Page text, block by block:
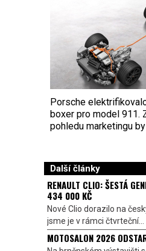
Porsche
boxer pro model 911.
pohledu marketingu
Další články
RENAULT CLIO: ŠESTÁ
434 000 KČ
Nové Clio dorazilo na
jsme je v rámci čtvrteční...
MOTOSALON 2026